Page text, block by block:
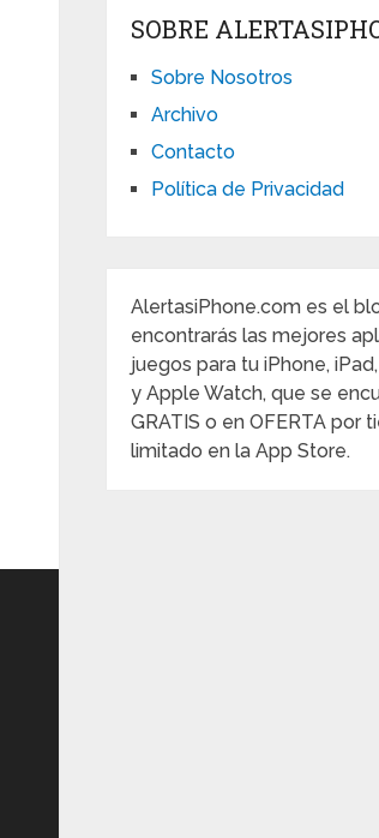
SOBRE
Sobre Nosotros
Archivo
Contacto
Política de Privacidad
AlertasiPhone.com es el
encontrarás las mejores
juegos para tu iPhone,
y Apple Watch, que se
GRATIS o en OFERTA por
limitado en la App Store.